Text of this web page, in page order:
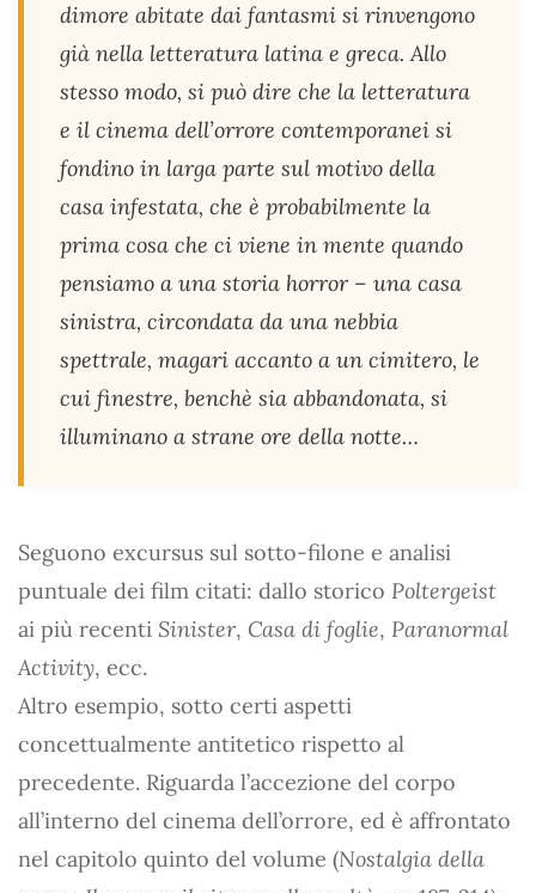
dimore abitate dai fantasmi si rinvengono
già nella letteratura latina e greca. Allo
stesso modo, si può dire che la letteratura
e il cinema dell’orrore contemporanei si
fondino in larga parte sul motivo della
casa infestata, che è probabilmente la
prima cosa che ci viene in mente quando
pensiamo a una storia horror – una casa
sinistra, circondata da una nebbia
spettrale, magari accanto a un cimitero, le
cui finestre, benchè sia abbandonata, si
illuminano a strane ore della notte…
Seguono excursus sul sotto-filone e analisi
puntuale dei film citati: dallo storico Poltergeist
ai più recenti Sinister, Casa di foglie, Paranormal
Activity, ecc.
Altro esempio, sotto certi aspetti
concettualmente antitetico rispetto al
precedente. Riguarda l’accezione del corpo
all’interno del cinema dell’orrore, ed è affrontato
nel capitolo quinto del volume (Nostalgia della